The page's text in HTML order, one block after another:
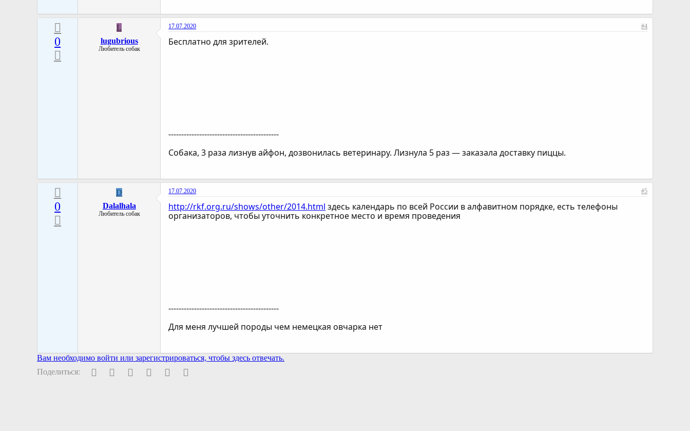
0
L
lugubrious
Любитель собак
17.07.2020 #4
Бесплатно для зрителей.
-------------------------------------------
Собака, 3 раза лизнув айфон, дозвонилась ветеринару. Лизнула 5 раз — заказала доставку пиццы.
0
D
Dalalhala
Любитель собак
17.07.2020 #5
http://rkf.org.ru/shows/other/2014.html здесь календарь по всей России в алфавитном порядке, есть телефоны
организаторов, чтобы уточнить конкретное место и время проведения
-------------------------------------------
Для меня лучшей породы чем немецкая овчарка нет
Вам необходимо войти или зарегистрироваться, чтобы здесь отвечать.
Поделиться:
Facebook
Twitter PinterestWhatsAppЭлектронная почта